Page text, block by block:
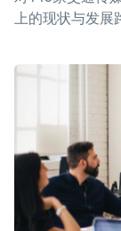
上的现状与发展